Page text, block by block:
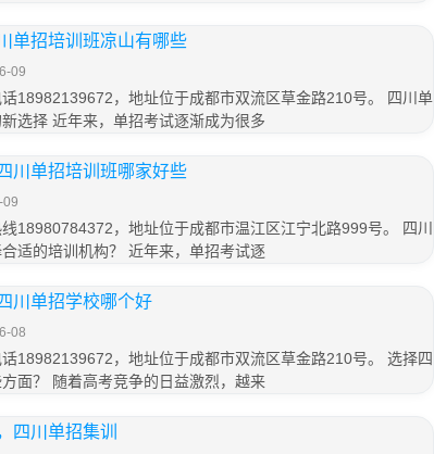
单招培训班凉山有哪些
09
18982139672，地址位于成都市双流区草金路210号。 四川单
选择 近年来，单招考试逐渐成为很多
川单招培训班哪家好些
09
18980784372，地址位于成都市温江区江宁北路999号。 四川
适的培训机构？ 近年来，单招考试逐
川单招学校哪个好
08
18982139672，地址位于成都市双流区草金路210号。 选择四
面？ 随着高考竞争的日益激烈，越来
四川单招集训